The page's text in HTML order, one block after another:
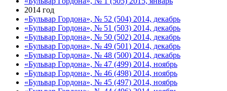
2014 год
«Бульвар Гордона», № 52 (504) 2014, декабрь
«Бульвар Гордона», № 51 (503) 2014, декабрь
«Бульвар Гордона», № 50 (502) 2014, декабрь
«Бульвар Гордона», № 49 (501) 2014, декабрь
«Бульвар Гордона», № 48 (500) 2014, декабрь
«Бульвар Гордона», № 47 (499) 2014, ноябрь
«Бульвар Гордона», № 46 (498) 2014, ноябрь
«Бульвар Гордона», № 45 (497) 2014, ноябрь